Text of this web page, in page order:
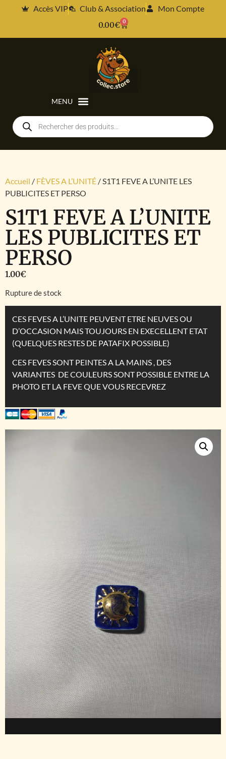
Accès VIP Club & Association
Mon Compte
0.00€ 0
Accueil / FÈVES A L’UNITÉ / S1T1 FEVE A L’UNITE LES
PUBLICITES ET PERSO
S1T1 FEVE A L’UNITE
LES PUBLICITES ET
PERSO
1.00€
Rupture de stock
CES FEVES A L’UNITE PEUVENT ETRE NEUVES OU
D’OCCASION MAIS TOUJOURS EN EXECELLENT ETAT
(QUELQUES RESTES DE PATAFIX POSSIBLE)
CES FEVES SONT PEINTES A LA MAINS , DES
VARIANTES DE COULEURS SONT POSSIBLE ENTRE LA
PHOTO ET LA FEVE QUE VOUS RECEVREZ